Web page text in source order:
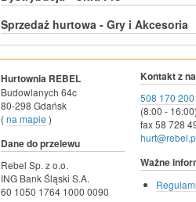
Sprzedaż hurtowa - Gry i Akcesoria
Hurtownia REBEL
Budowlanych 64c
80-298 Gdańsk
(na mapie )
Dane do przelewu
Rebel Sp. z o.o.
ING Bank Śląski S.A.
60 1050 1764 1000 0090
Kontakt z
508 170 200
(8:00 - 16:00)
fax 58 728
Ważne